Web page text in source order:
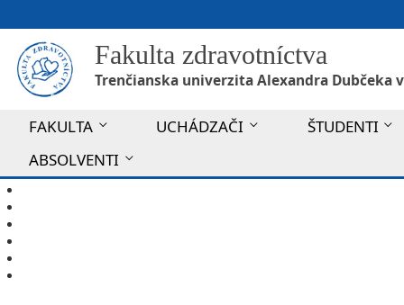
Fakulta zdravotníctva
Trenčianska univerzita Alexandra Dubčeka
FAKULTA UCHÁDZAČI
ŠTUDENTI
ABSOLVENTI